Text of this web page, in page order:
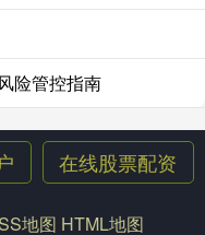
险管控指南
在线股票配资
地图 HTML地图